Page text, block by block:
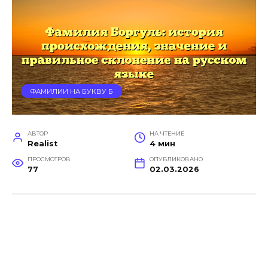
ФАМИЛИИ НА БУКВУ Б
АВТОР
Realist
НА ЧТЕНИЕ
4 мин
ПРОСМОТРОВ
77
ОПУБЛИКОВАНО
02.03.2026